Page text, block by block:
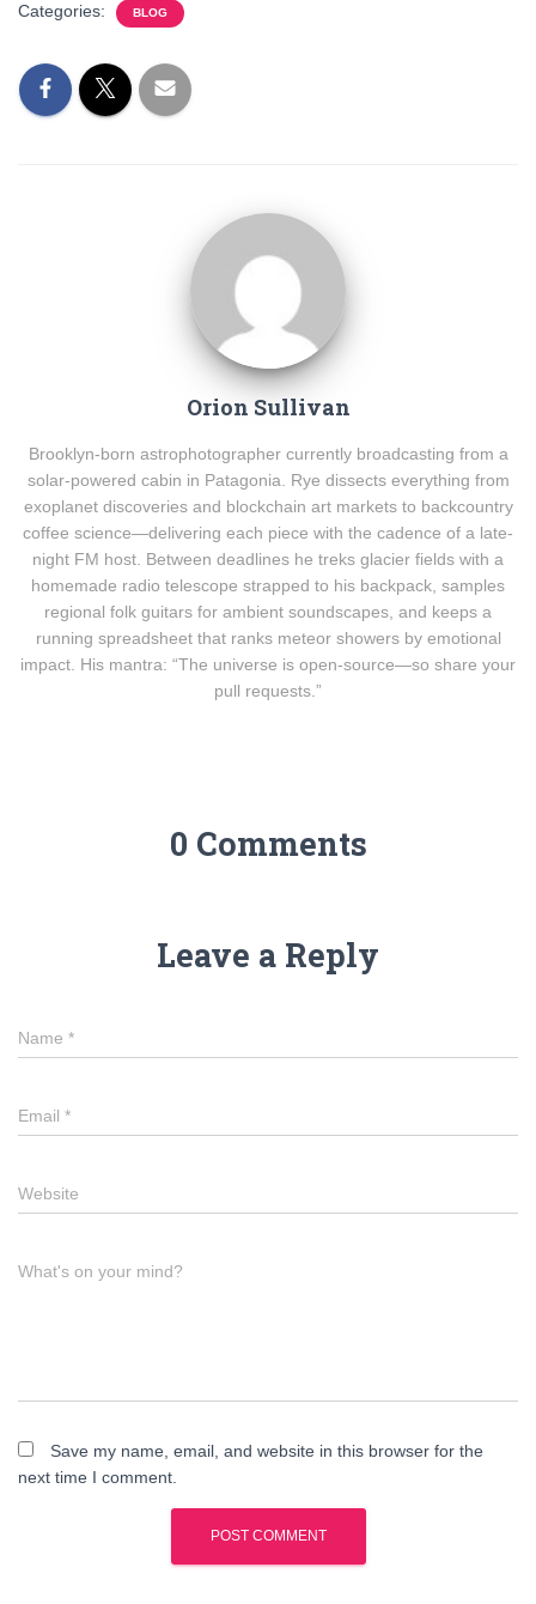
Categories: BLOG
Orion Sullivan
Brooklyn-born astrophotographer currently broadcasting from a
solar-powered cabin in Patagonia. Rye dissects everything from
exoplanet discoveries and blockchain art markets to backcountry
coffee science—delivering each piece with the cadence of a late-
night FM host. Between deadlines he treks glacier fields with a
homemade radio telescope strapped to his backpack, samples
regional folk guitars for ambient soundscapes, and keeps a
running spreadsheet that ranks meteor showers by emotional
impact. His mantra: “The universe is open-source—so share your
pull requests.”
0 Comments
Leave a Reply
Name *
Email *
Website
What's on your mind?
Save my name, email, and website in this browser for the
next time I comment.